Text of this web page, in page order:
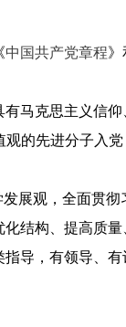
中国共产党章程》
克思主义信
的先进分子入
观，全面贯彻
结构、提高质
导，有领导、